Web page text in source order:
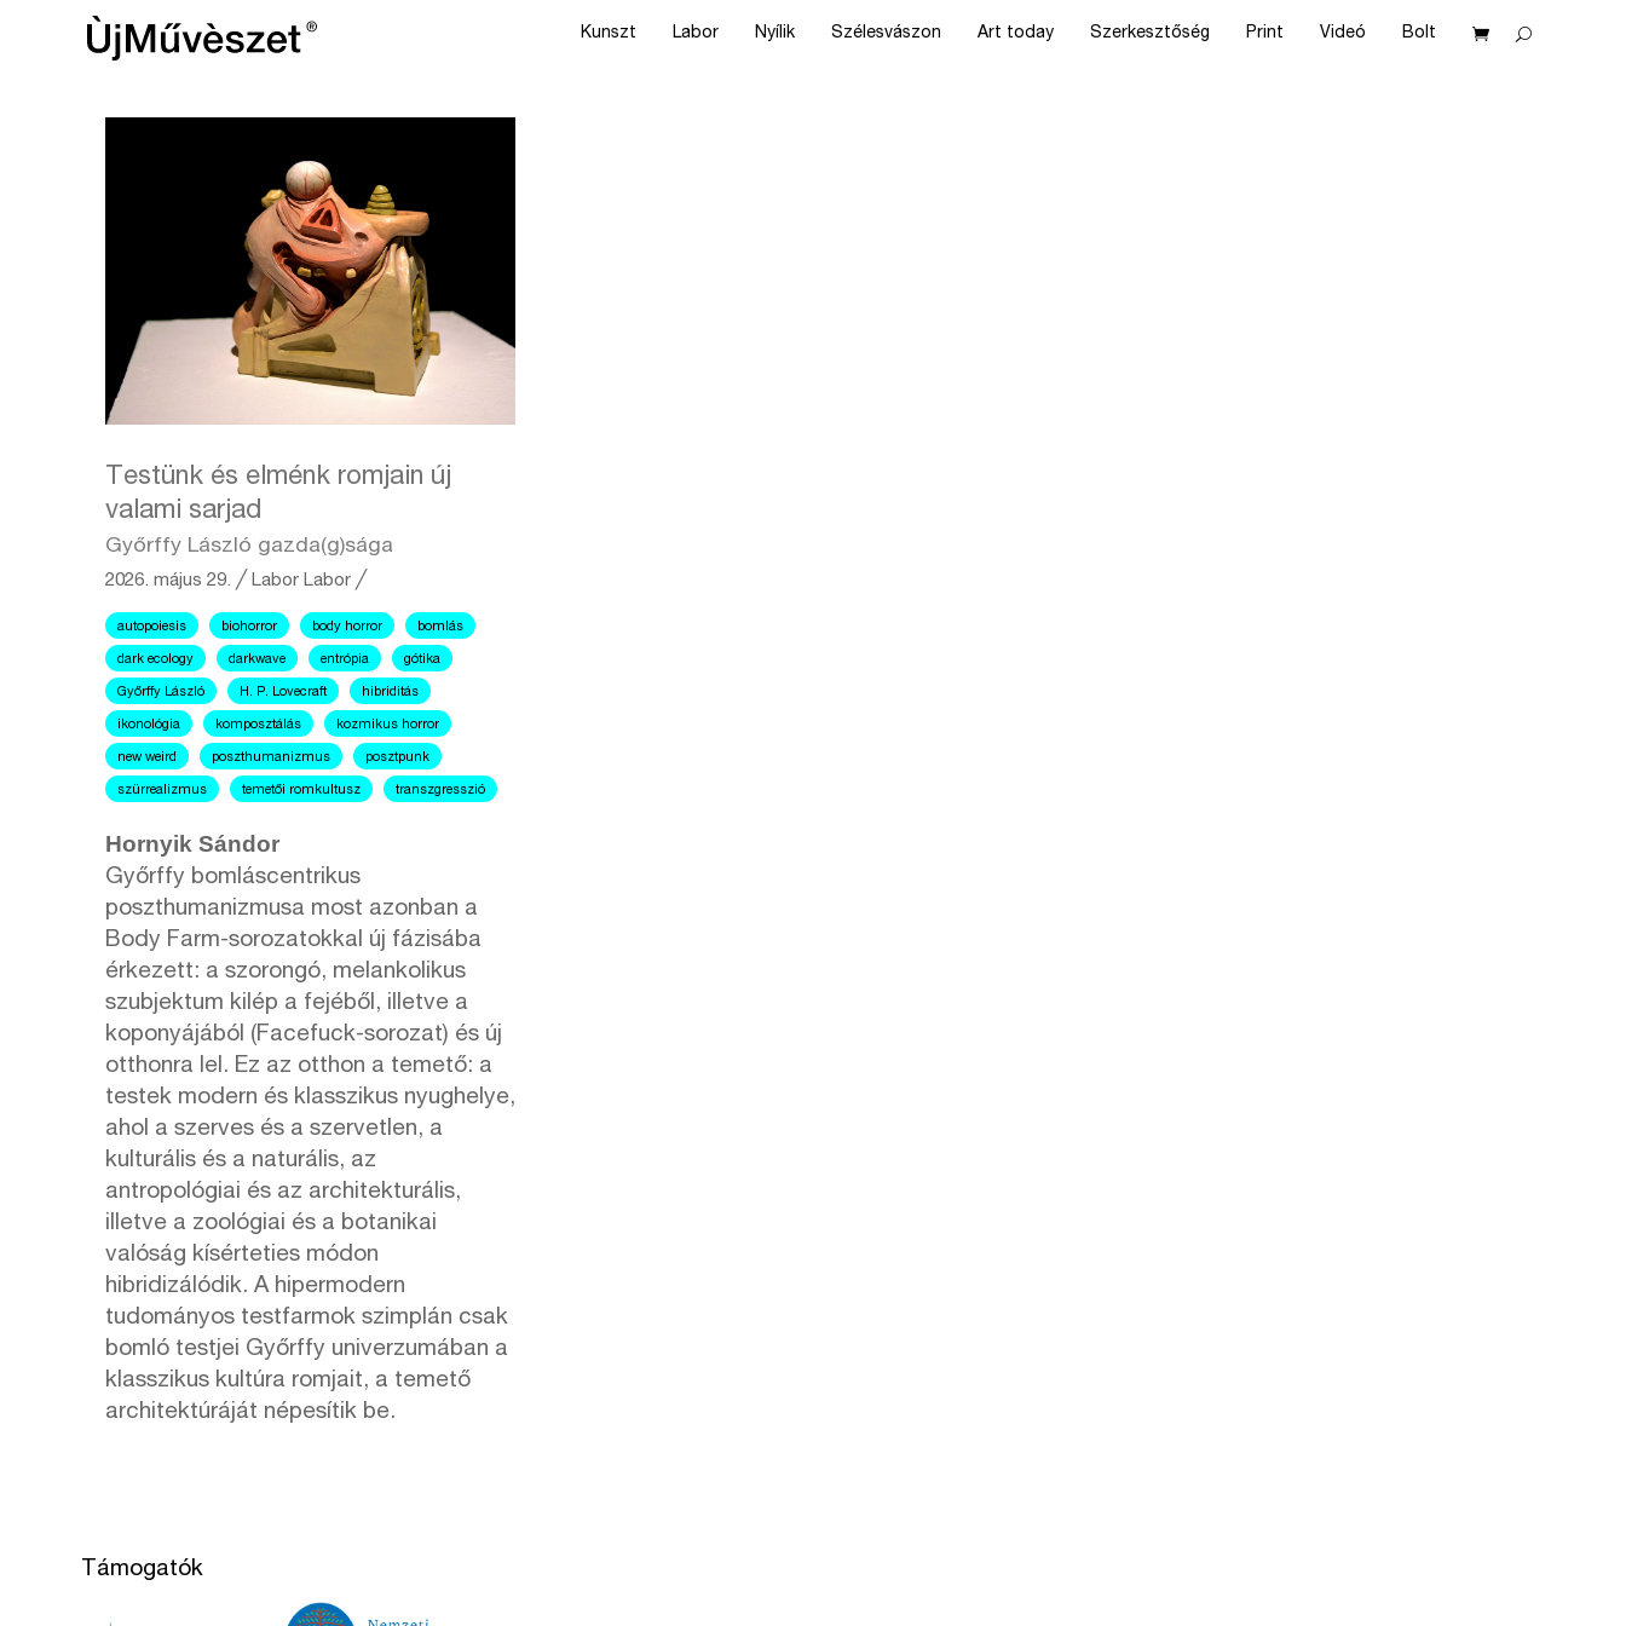
Kunszt Labor Nyílik Szélesvászon Art today Szerkesztőség Print Videó Bolt
Testünk és elménk romjain új
valami sarjad
Győrffy László gazda(g)sága
2026. május 29. ╱Labor Labor ╱
autopoiesis biohorror body horror bomlás
dark ecology darkwave entrópia gótika
Győrffy László H. P. Lovecraft hibriditás
ikonológia komposztálás kozmikus horror
new weird poszthumanizmus posztpunk
szürrealizmus temetői romkultusz transzgresszió
Hornyik Sándor
Győrffy bomláscentrikus
poszthumanizmusa most azonban a
Body Farm-sorozatokkal új fázisába
érkezett: a szorongó, melankolikus
szubjektum kilép a fejéből, illetve a
koponyájából (Facefuck-sorozat) és új
otthonra lel. Ez az otthon a temető: a
testek modern és klasszikus nyughelye,
ahol a szerves és a szervetlen, a
kulturális és a naturális, az
antropológiai és az architekturális,
illetve a zoológiai és a botanikai
valóság kísérteties módon
hibridizálódik. A hipermodern
tudományos testfarmok szimplán csak
bomló testjei Győrffy univerzumában a
klasszikus kultúra romjait, a temető
architektúráját népesítik be.
Támogatók